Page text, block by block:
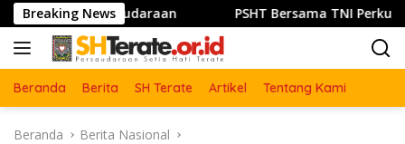
Langsung
ke
konten
Breaking News
Persaudaraan PSHT Bersama TNI Perkuat
Beranda Berita SH Terate Artikel Tentang Kami
Beranda Berita Nasional